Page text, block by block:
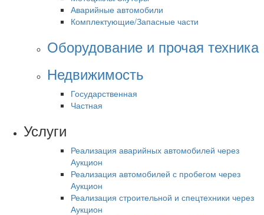
Аварийные автомобили
Комплектующие/Запасные части
Оборудование и прочая техника
Недвижимость
Государственная
Частная
Услуги
Реализация аварийных автомобилей через
Аукцион
Реализация автомобилей с пробегом через
Аукцион
Реализация строительной и спецтехники через
Аукцион